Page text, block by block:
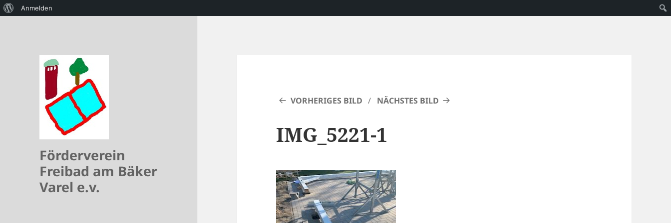
Über
Anmelden
Förderverein
Freibad am Bäker
Varel e.v.
VORHERIGES BILD NÄCHSTES BILD
IMG_5221-1